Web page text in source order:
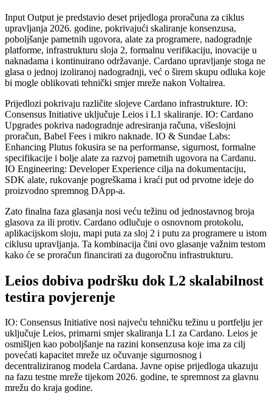
Input Output je predstavio deset prijedloga proračuna za ciklus
upravljanja 2026. godine, pokrivajući skaliranje konsenzusa,
poboljšanje pametnih ugovora, alate za programere, nadogradnje
platforme, infrastrukturu sloja 2, formalnu verifikaciju, inovacije u
naknadama i kontinuirano održavanje. Cardano upravljanje stoga ne
glasa o jednoj izoliranoj nadogradnji, već o širem skupu odluka koje
bi mogle oblikovati tehnički smjer mreže nakon Voltairea.
Prijedlozi pokrivaju različite slojeve Cardano infrastrukture. IO:
Consensus Initiative uključuje Leios i L1 skaliranje. IO: Cardano
Upgrades pokriva nadogradnje adresiranja računa, višeslojni
proračun, Babel Fees i mikro naknade. IO & Sundae Labs:
Enhancing Plutus fokusira se na performanse, sigurnost, formalne
specifikacije i bolje alate za razvoj pametnih ugovora na Cardanu.
IO Engineering: Developer Experience cilja na dokumentaciju,
SDK alate, rukovanje pogreškama i kraći put od prvotne ideje do
proizvodno spremnog DApp-a.
Zato finalna faza glasanja nosi veću težinu od jednostavnog broja
glasova za ili protiv. Cardano odlučuje o osnovnom protokolu,
aplikacijskom sloju, mapi puta za sloj 2 i putu za programere u istom
ciklusu upravljanja. Ta kombinacija čini ovo glasanje važnim testom
kako će se proračun financirati za dugoročnu infrastrukturu.
Leios dobiva podršku dok L2 skalabilnost
testira povjerenje
IO: Consensus Initiative nosi najveću tehničku težinu u portfelju jer
uključuje Leios, primarni smjer skaliranja L1 za Cardano. Leios je
osmišljen kao poboljšanje na razini konsenzusa koje ima za cilj
povećati kapacitet mreže uz očuvanje sigurnosnog i
decentraliziranog modela Cardana. Javne opise prijedloga ukazuju
na fazu testne mreže tijekom 2026. godine, te spremnost za glavnu
mrežu do kraja godine.